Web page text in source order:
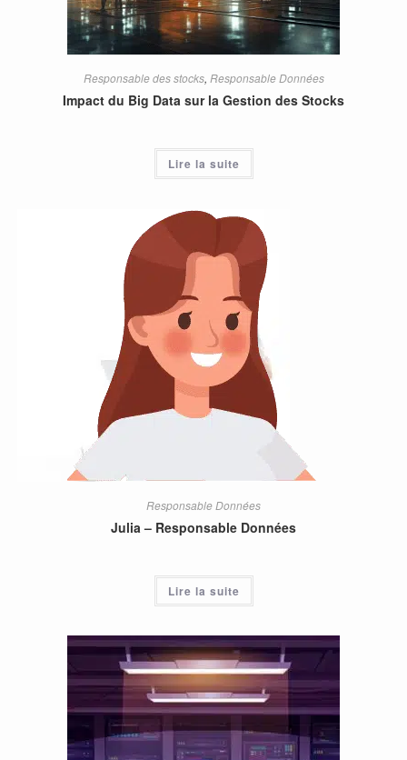
Responsable des stocks, Responsable Données
Impact du Big Data sur la Gestion des Stocks
Lire la suite
Responsable Données
Julia – Responsable Données
Lire la suite